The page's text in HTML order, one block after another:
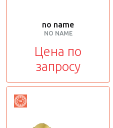
no name
NO NAME
Цена по
запросу